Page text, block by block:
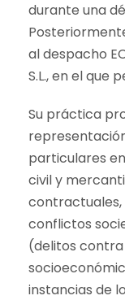
durante una
al despacho
S.L., en el que
Su práctica
particulares
civil y
contractuales,
conflictos
(delitos
instancias de